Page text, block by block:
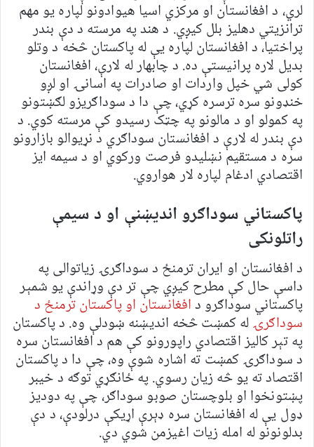
لري، د افغانستان او مرکزي اسیا هیوادونو لپاره یو مهم
ترانزیتي دهلیز بلل کیږي. د هند په مرسته د دې بندر
پراختیا، د افغانستان لپاره یې له پاکستان څخه د وتلو
بدیل لاره پرانیستې ده. د چابهار له لارې، افغانستان
کولی شي خپل واردات او صادرات په اسانۍ او لږو
خنډونو سره ترسره کړي، چې دا د سوداګریزو لګښتونو
په کمولو او د مالونو په چټک رسیدو کې مرسته کوي. د
دې بندر له لارې د افغانستان سوداګري د نړیوالو بازارونو
سره د مستقیم نښلیدو فرصت ورکوي او د سیمه ایز
اقتصادي ادغام لپاره لار هواروي.
پاکستاني سوداګرو اندیښنې او د سیمې
راتلونکی
د افغانستان او ایران ترمنځ د سوداګرۍ زیاتوالی په
داسې حال کې مطرح کیږي چې تر دې وړاندې یو شمېر
پاکستاني سوداګرو دافغانستان او پاکستان ترمنځ د
سوداګرۍله کمښت څخه اندیښنه ښودلې وه. د پاکستان
په تېر کالیز اقتصادي راپورونو کې هم د افغانستان سره
د سوداګرۍ کمښت ته اشاره شوې وه، چې دا د پاکستان
اقتصاد ته یو څه زیان رسوي. په ځانګړي توګه د خیبر
پښتونخوا او بلوچستان صوبو سوداګر، چې په دودیز
ډول یې له افغانستان سره ډېرې اړیکې درلودې، د دې
بدلونونو له امله زیات اغیزمن شوي دي.